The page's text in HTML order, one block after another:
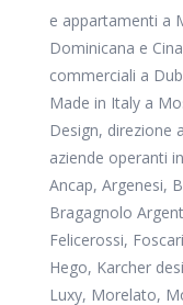
e appartamenti a
Dominicana e
commerciali a
Made in Italy a
Design, direzione
aziende operanti
Ancap, Argenesi,
Bragagnolo
Felicerossi,
Hego, Karcher
Luxy, Morelato,